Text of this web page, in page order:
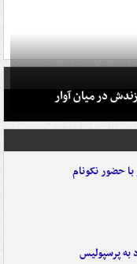
در میان آوار
حضور نکونام
به پرسپولیس